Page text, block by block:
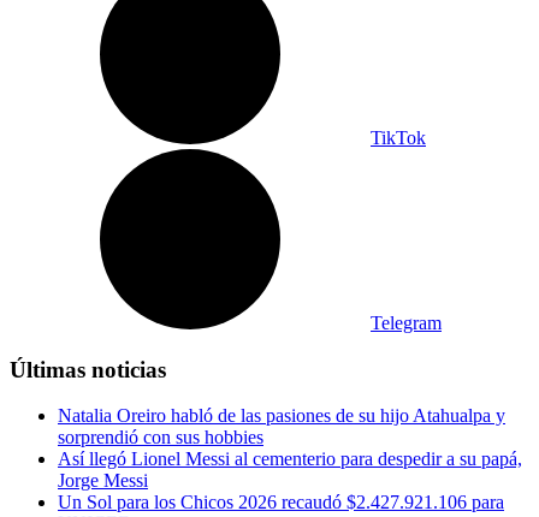
TikTok
Telegram
Últimas noticias
Natalia Oreiro habló de las pasiones de su hijo Atahualpa y
sorprendió con sus hobbies
Así llegó Lionel Messi al cementerio para despedir a su papá,
Jorge Messi
Un Sol para los Chicos 2026 recaudó $2.427.921.106 para